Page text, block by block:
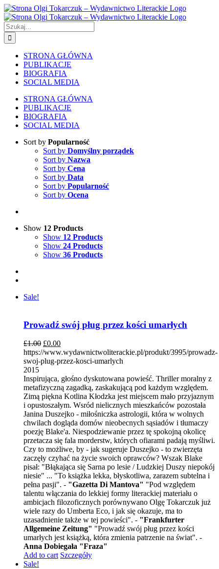
Skip
to
content
Szukaj
STRONA GŁÓWNA
PUBLIKACJE
BIOGRAFIA
SOCIAL MEDIA
STRONA GŁÓWNA
PUBLIKACJE
BIOGRAFIA
SOCIAL MEDIA
Sort by Popularność
Sort by Domyślny porządek
Sort by Nazwa
Sort by Cena
Sort by Data
Sort by Popularność
Sort by Ocena
Show 12 Products
Show 12 Products
Show 24 Products
Show 36 Products
Sale!
Prowadź swój pług przez kości umarłych
£1.00 £0.00
https://www.wydawnictwoliterackie.pl/produkt/3995/prowadz-
swoj-plug-przez-kosci-umarlych
2015
Inspirująca, głośno dyskutowana powieść. Thriller moralny z
metafizyczną zagadką, zaskakującą pod każdym względem.
Zimą piękna Kotlina Kłodzka jest miejscem mało przyjaznym
i opustoszałym. Wsród nielicznych mieszkańców pozostała
Janina Duszejko - miłośniczka astrologii, która w wolnych
chwilach dogląda domów nieobecnych sąsiadów i tłumaczy
poezję Blake'a. Niespodziewanie przez tę spokojną okolicę
przetacza się fala morderstw, których ofiarami padają myśliwi.
Czy to możliwe, by - jak sugeruje Duszejko - to zwierzęta
zaczęły czyhać na życie swoich oprawców? Wszak Blake
pisał: "Błąkająca się Sarna po lesie / Ludzkiej Duszy niepokój
niesie" ... "To książka lekka, błyskotliwa, zarazem subtelna i
pełna pasji". - "Gazetta Di Mantova" "Pod względem
talentu włączania do lekkiej formy literackiej materiału o
ambicjach filozoficznych porównywano Olgę Tokarczuk już
wiele razy do Umberta Eco, i jak się okazuje, ma to
uzasadnienie także w tej powieści". - "Frankfurter
Allgemeine Zeitung" "Prowadź swój pług przez kości
umarłych jest książką, która zmienia patrzenie na świat". -
Anna Dobiegała "Fraza"
Add to cart Szczegóły
Sale!